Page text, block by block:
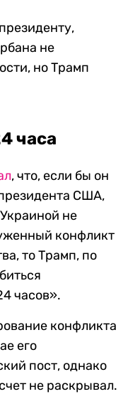
не
но Трамп
часа
, что, если бы он
США,
не
конфликт
то Трамп, по
часов».
конфликта
его
пост, однако
не раскрывал.